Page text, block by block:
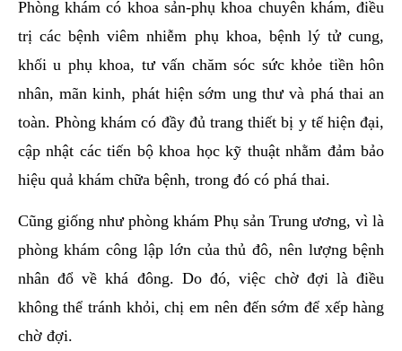
Phòng khám có khoa sản-phụ khoa chuyên khám, điều
trị các bệnh viêm nhiễm phụ khoa, bệnh lý tử cung,
khối u phụ khoa, tư vấn chăm sóc sức khỏe tiền hôn
nhân, mãn kinh, phát hiện sớm ung thư và phá thai an
toàn. Phòng khám có đầy đủ trang thiết bị y tế hiện đại,
cập nhật các tiến bộ khoa học kỹ thuật nhằm đảm bảo
hiệu quả khám chữa bệnh, trong đó có phá thai.
Cũng giống như phòng khám Phụ sản Trung ương, vì là
phòng khám công lập lớn của thủ đô, nên lượng bệnh
nhân đổ về khá đông. Do đó, việc chờ đợi là điều
không thể tránh khỏi, chị em nên đến sớm để xếp hàng
chờ đợi.